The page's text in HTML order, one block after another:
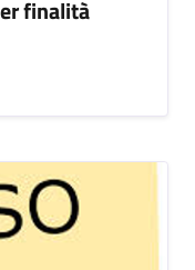
finalità